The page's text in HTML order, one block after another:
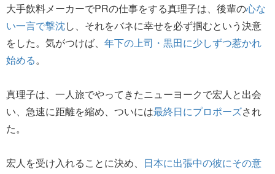
大手飲料メーカーでPRの仕事をする真理子は、後輩の心な
い一言で撃沈し、それをバネに幸せを必ず掴むという決意
をした。気がつけば、 年下の上司・黒田に少しずつ惹かれ
始める。
真理子は、一人旅でやってきたニューヨークで宏人と出会
い、急速に距離を縮め、ついには最終日にプロポーズされ
た。
宏人を受け入れることに決め、 日本に出張中の彼にその意